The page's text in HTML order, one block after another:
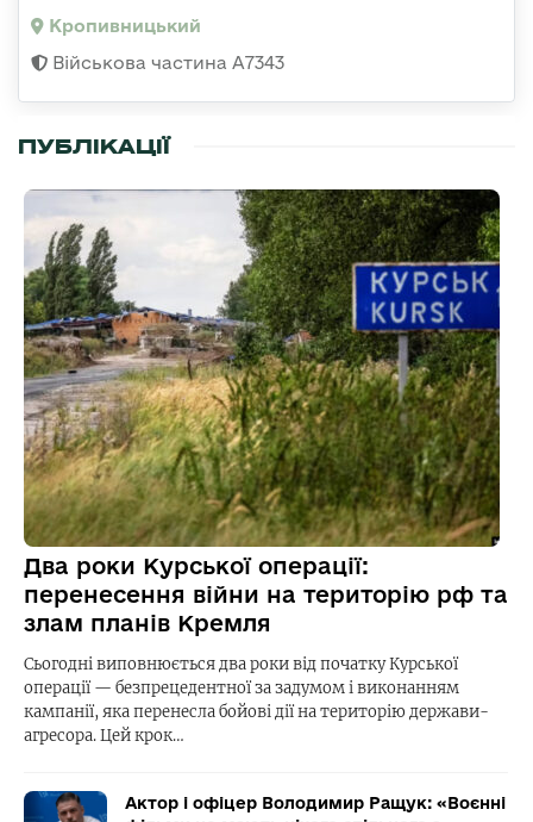
Кропивницький
Військова частина А7343
ПУБЛІКАЦІЇ
Два роки Курської операції:
перенесення війни на територію рф та
злам планів Кремля
Сьогодні виповнюється два роки від початку Курської
операції — безпрецедентної за задумом і виконанням
кампанії, яка перенесла бойові дії на територію держави-
агресора. Цей крок…
Актор і офіцер Володимир Ращук: «Воєнні